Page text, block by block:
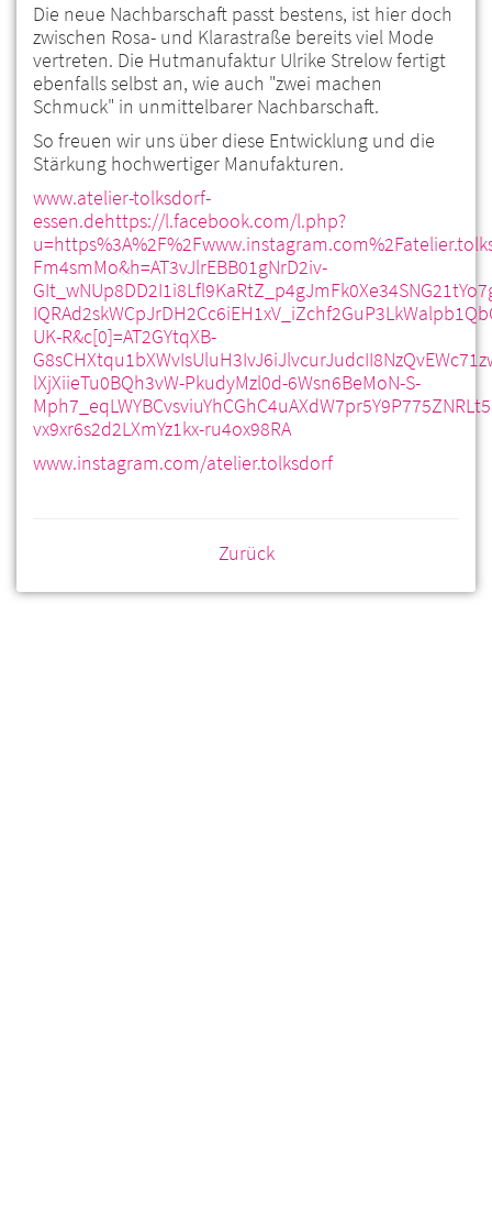
Die neue Nachbarschaft passt bestens, ist hier doch
zwischen Rosa- und Klarastraße bereits viel Mode
vertreten. Die Hutmanufaktur Ulrike Strelow fertigt
ebenfalls selbst an, wie auch "zwei machen
Schmuck" in unmittelbarer Nachbarschaft.
So freuen wir uns über diese Entwicklung und die
Stärkung hochwertiger Manufakturen.
www.atelier-tolksdorf-
essen.dehttps://l.facebook.com/l.php?
Fm4smMo&h=AT3vJlrEBB01gNrD2iv-
UK-R&c[0]=AT2GYtqXB-
lXjXiieTu0BQh3vW-PkudyMzl0d-6Wsn6BeMoN-S-
vx9xr6s2d2LXmYz1kx-ru4ox98RA
www.instagram.com/atelier.tolksdorf
Zurück